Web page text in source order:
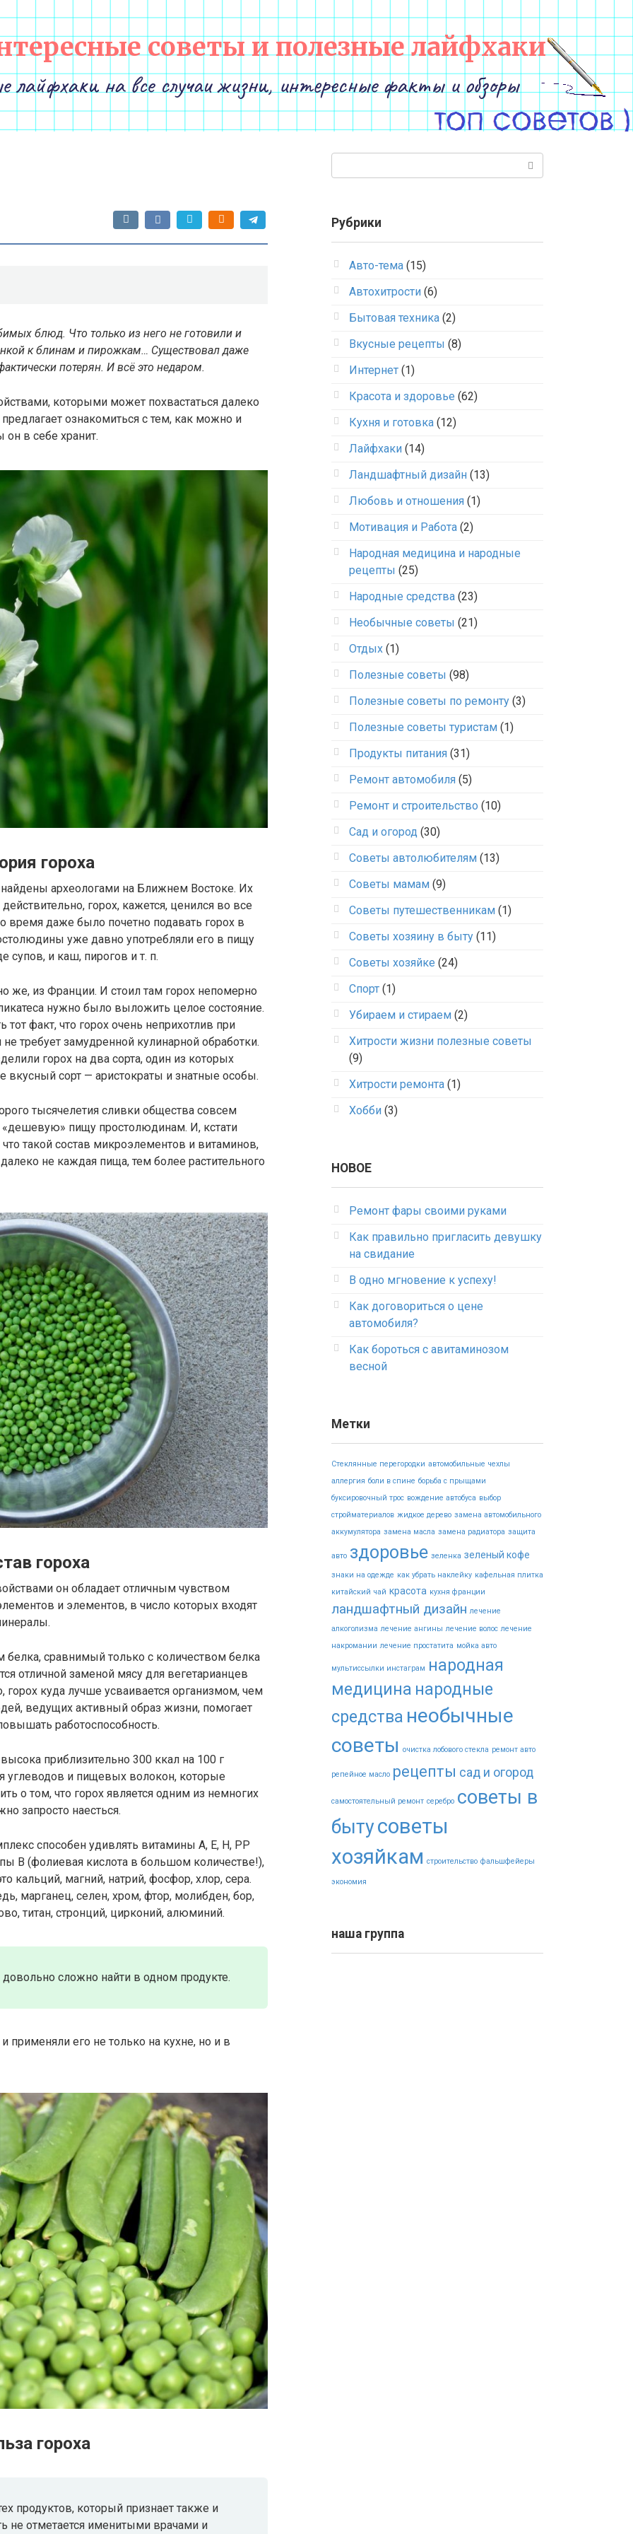
советы и полезные лайфхаки
лайфхаки на все случаи жизни, интересные факты и обзоры
блюд. Что только из него не готовили и
к блинам и пирожкам… Существовал даже
потерян. И всё это недаром.
которыми может похвастаться далеко
ознакомиться с тем, как можно и
он в себе хранит.
гороха
археологами на Ближнем Востоке. Их
горох, кажется, ценился во все
время даже было почетно подавать горох в
уже давно употребляли его в пищу
и каш, пирогов и т. п.
же, из Франции. И стоил там горох непомерно
нужно было выложить целое состояние.
факт, что горох очень неприхотлив при
требует замудренной кулинарной обработки.
горох на два сорта, один из которых
сорт — аристократы и знатные особы.
тысячелетия сливки общества совсем
«дешевую» пищу простолюдинам. И, кстати
такой состав микроэлементов и витаминов,
не каждая пища, тем более растительного
гороха
он обладает отличным чувством
и элементов, в число которых входят
сравнимый только с количеством белка
отличной заменой мясу для вегетарианцев
горох куда лучше усваивается организмом, чем
ведущих активный образ жизни, помогает
работоспособность.
приблизительно 300 ккал на 100 г
углеводов и пищевых волокон, которые
о том, что горох является одним из немногих
запросто наесться.
способен удивлять витамины А, Е, Н, РР
В (фолиевая кислота в большом количестве!),
кальций, магний, натрий, фосфор, хлор, сера.
марганец, селен, хром, фтор, молибден, бор,
титан, стронций, цирконий, алюминий.
довольно сложно найти в одном продукте.
применяли его не только на кухне, но и в
гороха
продуктов, который признает также и
не отметается именитыми врачами и
Рубрики
Авто-тема (15)
Автохитрости (6)
Бытовая техника (2)
Вкусные рецепты (8)
Интернет (1)
Красота и здоровье (62)
Кухня и готовка (12)
Лайфхаки (14)
Ландшафтный дизайн (13)
Любовь и отношения (1)
Мотивация и Работа (2)
Народная медицина и народные
рецепты (25)
Народные средства (23)
Необычные советы (21)
Отдых (1)
Полезные советы (98)
Полезные советы по ремонту (3)
Полезные советы туристам (1)
Продукты питания (31)
Ремонт автомобиля (5)
Ремонт и строительство (10)
Сад и огород (30)
Советы автолюбителям (13)
Советы мамам (9)
Советы путешественникам (1)
Советы хозяину в быту (11)
Советы хозяйке (24)
Спорт (1)
Убираем и стираем (2)
Хитрости жизни полезные советы
(9)
Хитрости ремонта (1)
Хобби (3)
НОВОЕ
Ремонт фары своими руками
Как правильно пригласить девушку
на свидание
В одно мгновение к успеху!
Как договориться о цене
автомобиля?
Как бороться с авитаминозом
весной
Метки
Стеклянные перегородки автомобильные чехлы
аллергия боли в спине борьба с прыщами
буксировочный трос вождение автобуса выбор
стройматериалов жидкое дерево замена автомобильного
аккумулятора замена масла замена радиатора защита
авто здоровье зеленка зеленый кофе
знаки на одежде как убрать наклейку кафельная плитка
китайский чай красота кухня франции
ландшафтный дизайн лечение
алкоголизма лечение ангины лечение волос лечение
накромании лечение простатита мойка авто
мультиссылки инстаграм народная
медицина народные
средства необычные
советы очистка лобового стекла ремонт авто
репейное масло рецепты сад и огород
самостоятельный ремонт серебро советы в
бытусоветы
хозяйкам строительство фальшфейеры
экономия
наша группа